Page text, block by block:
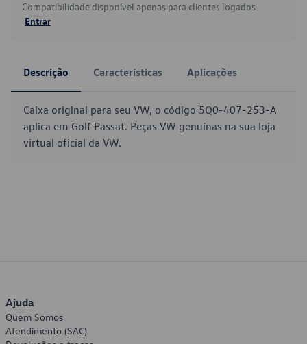
Compatibilidade disponível apenas para clientes logados.
Entrar
Descrição Características Aplicações
Caixa original para seu VW, o código 5Q0-407-253-A
aplica em Golf Passat. Peças VW genuínas na sua loja
virtual oficial da VW.
Ajuda
Quem Somos
Atendimento (SAC)